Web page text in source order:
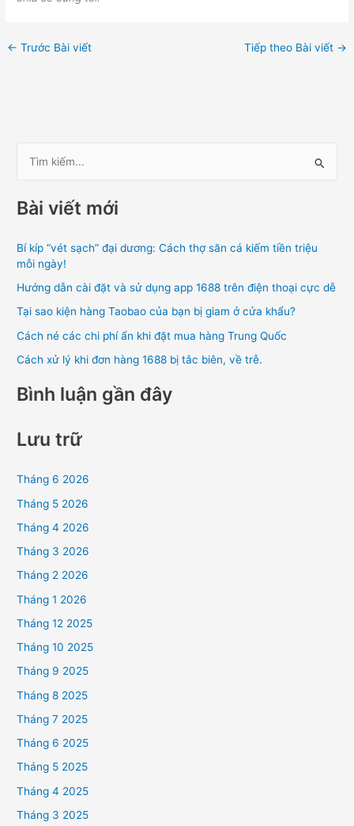
← Trước Bài viết Tiếp theo Bài viết →
m
i
ế
m
:
Bài viết mới
Bí kíp “vét sạch” đại dương: Cách thợ săn cá kiếm tiền triệu
mỗi ngày!
Hướng dẫn cài đặt và sử dụng app 1688 trên điện thoại cực dễ
Tại sao kiện hàng Taobao của bạn bị giam ở cửa khẩu?
Cách né các chi phí ẩn khi đặt mua hàng Trung Quốc
Cách xử lý khi đơn hàng 1688 bị tắc biên, về trễ.
Bình luận gần đây
Lưu trữ
Tháng 6 2026
Tháng 5 2026
Tháng 4 2026
Tháng 3 2026
Tháng 2 2026
Tháng 1 2026
Tháng 12 2025
Tháng 10 2025
Tháng 9 2025
Tháng 8 2025
Tháng 7 2025
Tháng 6 2025
Tháng 5 2025
Tháng 4 2025
Tháng 3 2025